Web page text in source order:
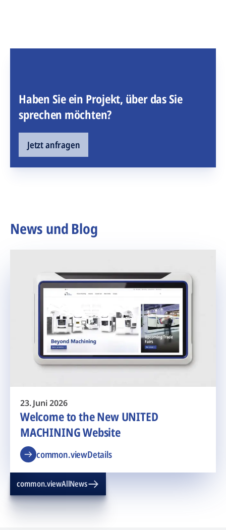
Haben Sie ein Projekt, über das Sie
sprechen möchten?
Jetzt anfragen
News und Blog
23. Juni 2026
Welcome to the New UNITED
MACHINING Website
common.viewDetails
common.viewAllNews